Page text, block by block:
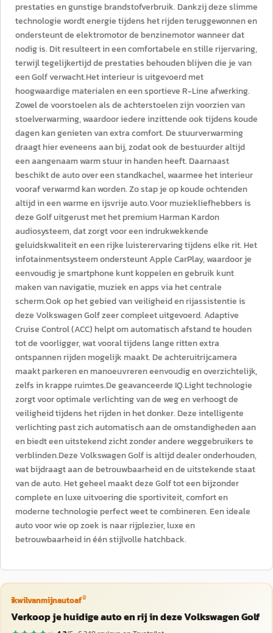
prestaties en gunstige brandstofverbruik. Dankzij deze slimme
technologie wordt energie tijdens het rijden teruggewonnen en
ondersteunt de elektromotor de benzinemotor wanneer dat
nodig is. Dit resulteert in een comfortabele en stille rijervaring,
terwijl tegelijkertijd de prestaties behouden blijven die je van
een Golf verwacht.Het interieur is uitgevoerd met
hoogwaardige materialen en een sportieve R-Line afwerking.
Zowel de voorstoelen als de achterstoelen zijn voorzien van
stoelverwarming, waardoor iedere inzittende ook tijdens koude
dagen kan genieten van extra comfort. De stuurverwarming
draagt hier eveneens aan bij, zodat ook de bestuurder altijd
een aangenaam warm stuur in handen heeft. Daarnaast
beschikt de auto over een standkachel, waarmee het interieur
vooraf verwarmd kan worden. Zo stap je op koude ochtenden
altijd in een warme en ijsvrije auto.Voor muziekliefhebbers is
deze Golf uitgerust met het premium Harman Kardon
audiosysteem, dat zorgt voor een indrukwekkende
geluidskwaliteit en een rijke luisterervaring tijdens elke rit. Het
infotainmentsysteem ondersteunt Apple CarPlay, waardoor je
eenvoudig je smartphone kunt koppelen en gebruik kunt
maken van navigatie, muziek en apps via het centrale
scherm.Ook op het gebied van veiligheid en rijassistentie is
deze Volkswagen Golf zeer compleet uitgevoerd. Adaptive
Cruise Control (ACC) helpt om automatisch afstand te houden
tot de voorligger, wat vooral tijdens lange ritten extra
ontspannen rijden mogelijk maakt. De achteruitrijcamera
maakt parkeren en manoeuvreren eenvoudig en overzichtelijk,
zelfs in krappe ruimtes.De geavanceerde IQ.Light technologie
zorgt voor optimale verlichting van de weg en verhoogt de
veiligheid tijdens het rijden in het donker. Deze intelligente
verlichting past zich automatisch aan de omstandigheden aan
en biedt een uitstekend zicht zonder andere weggebruikers te
verblinden.Deze Volkswagen Golf is altijd dealer onderhouden,
wat bijdraagt aan de betrouwbaarheid en de uitstekende staat
van de auto. Het geheel maakt deze Golf tot een bijzonder
complete en luxe uitvoering die sportiviteit, comfort en
moderne technologie perfect weet te combineren. Een ideale
auto voor wie op zoek is naar rijplezier, luxe en
betrouwbaarheid in één stijlvolle hatchback.
ikwilvanmijnautoaf®
Verkoop je huidige auto en rij in deze Volkswagen Golf